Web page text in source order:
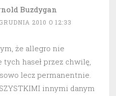
Buzdygan
2010 O 12:33
że allegro nie
tych haseł przez chwilę,
lecz permanentnie.
innymi danym